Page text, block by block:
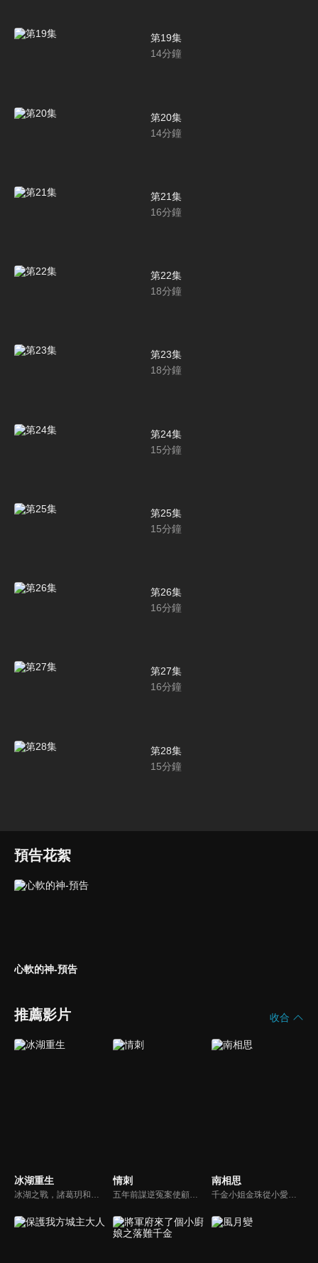
第19集
14分鐘
第20集
14分鐘
第21集
16分鐘
第22集
18分鐘
第23集
18分鐘
第24集
15分鐘
第25集
15分鐘
第26集
16分鐘
第27集
16分鐘
第28集
15分鐘
預告花絮
心軟的神-預告
推薦影片 收合
冰湖重生 情刺
五年前謀逆冤案使顧君遙滿門慘死，她委身神秘組織隱忍數載只為復仇，皇子岳瑾宸便是她復仇最好的刀。誰曾想宛如謫仙的白蓮竟是心思深沉的惡鬼，步步為營卻終成傀儡。一邊慾望肆意燃燒，一邊深宮危機重重，她該何去何從？
南相思
千金小姐金珠從小愛戀寧王周南梔，並如願嫁給了他，可在新婚之夜卻意外看到彈幕，發覺自己竟是古言漫畫中的炮灰女配，開局即下線，死在了新婚之夜。為了求生，金珠決定求助於男主的政敵 “無根丞相”反派樓肆意，兩個人一個炮灰，一個反派，卻在你來我往的交鋒中漸生情愫。